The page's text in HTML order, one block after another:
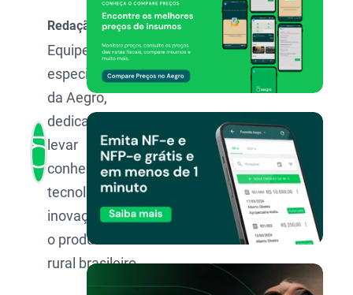
Redação Aegro
Equipe de
especialistas
da Aegro,
dedicada a
levar
conhecimento,
tecnologia e
inovação para
o produtor
rural brasileiro.